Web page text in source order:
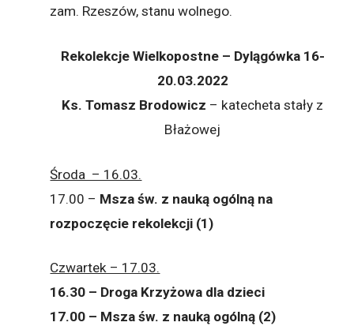
zam. Rzeszów, stanu wolnego.
Rekolekcje Wielkopostne – Dylągówka 16-
20.03.2022
Ks. Tomasz Brodowicz – katecheta stały z
Błażowej
Środa – 16.03.
17.00 – Msza św. z nauką ogólną na
rozpoczęcie rekolekcji (1)
Czwartek – 17.03.
16.30 – Droga Krzyżowa dla dzieci
17.00 – Msza św. z nauką ogólną (2)